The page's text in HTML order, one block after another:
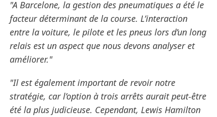
"A Barcelone, la gestion des pneumatiques a été le
facteur déterminant de la course. L’interaction
entre la voiture, le pilote et les pneus lors d’un long
relais est un aspect que nous devons analyser et
améliorer."
"Il est également important de revoir notre
stratégie, car l’option à trois arrêts aurait peut-être
été la plus judicieuse. Cependant, Lewis Hamilton